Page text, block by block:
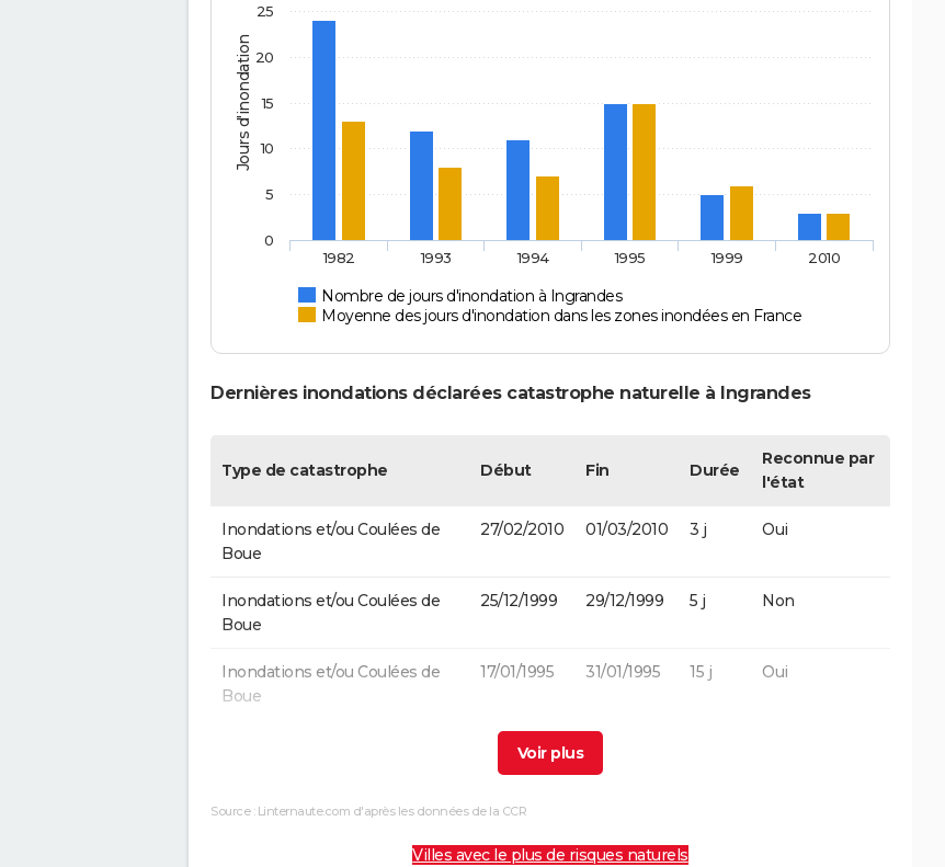
Jours d'inondation
Nombre de jours d'inondation à Ingrandes
Moyenne des jours d'inondation dans les zones inondées en France
1982 1993 1994 1995 1999 2010
0
5
10
15
20
25
Dernières inondations déclarées catastrophe naturelle à Ingrandes
Type de catastrophe Début Fin Durée
Reconnue par
l'état
Inondations et/ou Coulées de
Boue
27/02/2010 01/03/2010 3 j Oui
Inondations et/ou Coulées de
Boue
25/12/1999 29/12/1999 5 j Non
Inondations et/ou Coulées de
Boue
17/01/1995 31/01/1995 15 j Oui
24/12/1993 11/01/1994
Inondations et/ou Coulées de
08/06/1993
Source : Linternaute.com d'après les données de la CCR
Villes avec le plus de risques naturels